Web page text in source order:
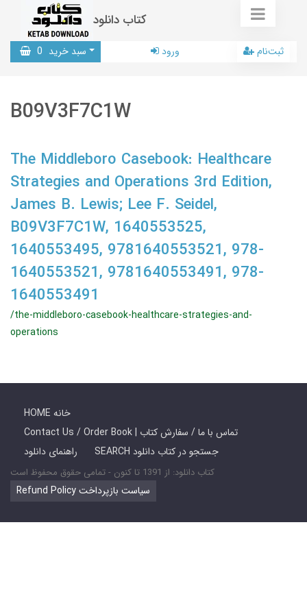
کتاب دانلود
سبد خرید 0 ورود ثبت‌نام
B09V3F7C1W
The Middleboro Casebook: Healthcare
Strategies and Operations 3rd Edition,
James B. Lewis; Lee F. Seidel,
B09V3F7C1W, 1640553525,
1640553495, 9781640553521, 978-
1640553521, 9781640553491, 978-
1640553491
/the-middleboro-casebook-healthcare-strategies-and-
operations
HOME خانه
Contact Us / Order Book | تماس با ما / سفارش کتاب
راهنمای دانلود
SEARCH جستجو در کتاب دانلود
کتاب دانلود: از 1391 تا کنون - تمامی حقوق محفوظ است
Refund Policy سیاست بازپرداخت